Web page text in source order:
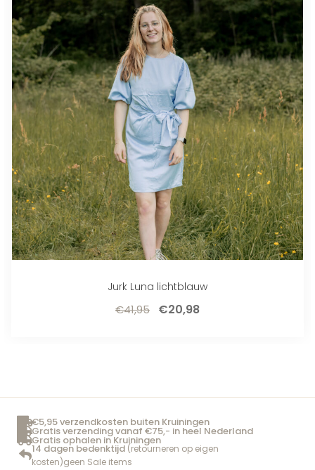
Jurk Luna lichtblauw
€41,95 €20,98
€5,95 verzendkosten buiten Kruiningen
Gratis verzending vanaf €75,- in heel Nederland
Gratis ophalen in Kruiningen
14 dagen bedenktijd (retourneren op eigen
kosten)geen Sale items